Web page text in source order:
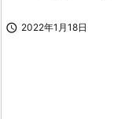
 2022年1月18日